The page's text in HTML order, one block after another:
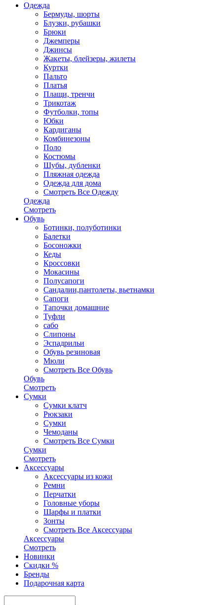
Одежда
Бермуды, шорты
Блузки, рубашки
Брюки
Джемперы
Джинсы
Жакеты, блейзеры, жилеты
Куртки
Пальто
Платья
Плащи, тренчи
Трикотаж
Футболки, топы
Юбки
Кардиганы
Комбинезоны
Поло
Костюмы
Шубы, дубленки
Пляжная одежда
Одежда для дома
Смотреть Все Одежду
Одежда
Смотреть
Обувь
Ботинки, полуботинки
Балетки
Босоножки
Кеды
Кроссовки
Мокасины
Полусапоги
Сандалии,пантолеты, вьетнамки
Сапоги
Тапочки домашние
Туфли
сабо
Слипоны
Эспадрильи
Обувь резиновая
Мюли
Смотреть Все Обувь
Обувь
Смотреть
Сумки
Сумки клатч
Рюкзаки
Сумки
Чемоданы
Смотреть Все Сумки
Сумки
Смотреть
Аксессуары
Аксессуары из кожи
Ремни
Перчатки
Головные уборы
Шарфы и платки
Зонты
Смотреть Все Аксессуары
Аксессуары
Смотреть
Новинки
Скидки %
Бренды
Подарочная карта